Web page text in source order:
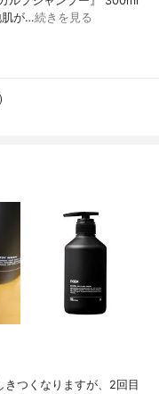
肌が…続きを見る
つくなりますが、2回目